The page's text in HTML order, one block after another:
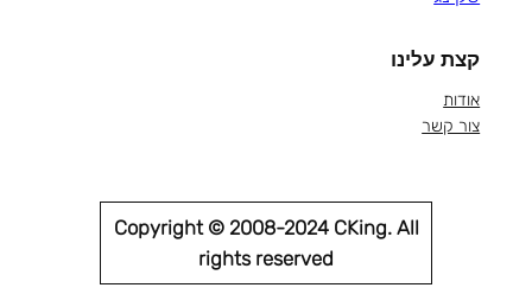
קצת עלינו
אודות
צור קשר
Copyright © 2008-2024 CKing. All
rights reserved